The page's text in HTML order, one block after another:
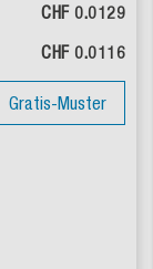
CHF 0.0129
CHF 0.0116
Gratis-Muster